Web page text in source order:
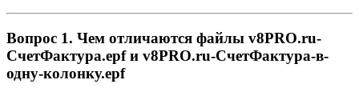
Вопрос 1. Чем отличаются файлы v8PRO.ru-
СчетФактура.epf и v8PRO.ru-СчетФактура-в-
одну-колонку.epf